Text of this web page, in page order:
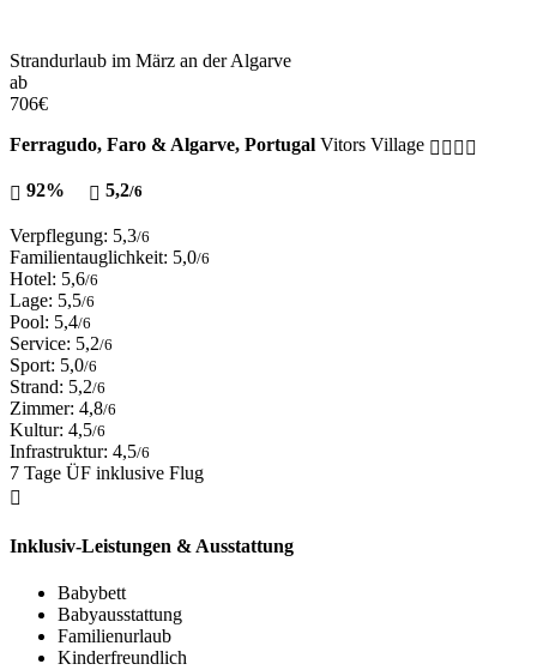
Strandurlaub im März an der Algarve
ab
706€
Ferragudo, Faro & Algarve, Portugal Vitors Village
92% 5,2/6
Verpflegung: 5,3/6
Familientauglichkeit: 5,0/6
Hotel: 5,6/6
Lage: 5,5/6
Pool: 5,4/6
Service: 5,2/6
Sport: 5,0/6
Strand: 5,2/6
Zimmer: 4,8/6
Kultur: 4,5/6
Infrastruktur: 4,5/6
7 Tage ÜF inklusive Flug
Inklusiv-Leistungen & Ausstattung
Babybett
Babyausstattung
Familienurlaub
Kinderfreundlich